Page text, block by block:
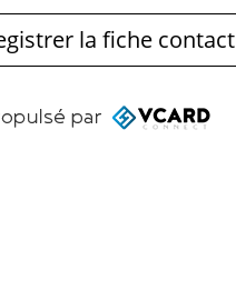
la fiche contact